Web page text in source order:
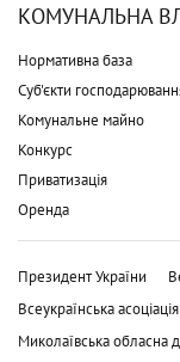
КОМУНАЛЬНА
Нормативна база
Суб'єкти
Комунальне майно
Конкурс
Приватизація
Оренда
Президент України
Всеукраїнська
Миколаївська обласна